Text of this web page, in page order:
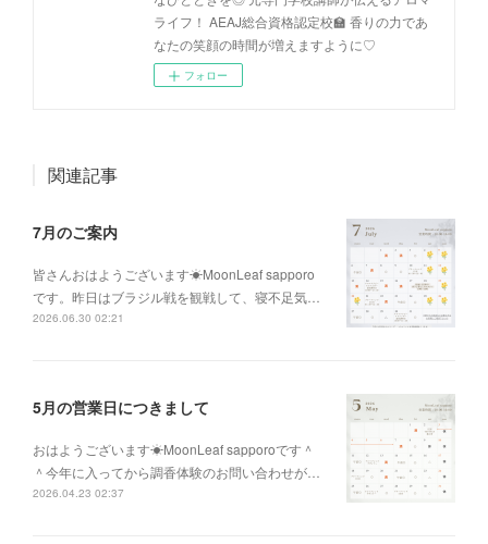
ライフ！ AEAJ総合資格認定校🏫 香りの力であ
なたの笑顔の時間が増えますように♡
フォロー
関連記事
7月のご案内
皆さんおはようございます☀MoonLeaf sapporo
です。昨日はブラジル戦を観戦して、寝不足気…
2026.06.30 02:21
5月の営業日につきまして
おはようございます☀MoonLeaf sapporoです＾
＾今年に入ってから調香体験のお問い合わせが…
2026.04.23 02:37